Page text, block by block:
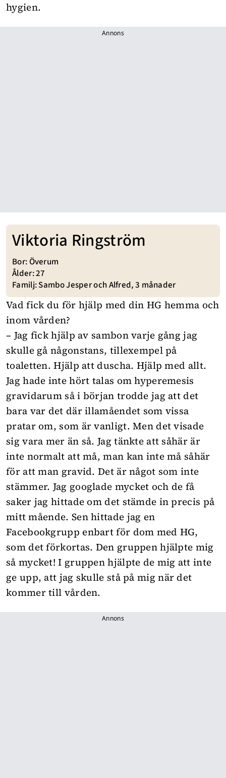
hygien.
Annons
Viktoria Ringström
Bor: Överum
Ålder: 27
Familj: Sambo Jesper och Alfred, 3 månader
Vad fick du för hjälp med din HG hemma och
inom vården?
– Jag fick hjälp av sambon varje gång jag
skulle gå någonstans, tillexempel på
toaletten. Hjälp att duscha. Hjälp med allt.
Jag hade inte hört talas om hyperemesis
gravidarum så i början trodde jag att det
bara var det där illamåendet som vissa
pratar om, som är vanligt. Men det visade
sig vara mer än så. Jag tänkte att såhär är
inte normalt att må, man kan inte må såhär
för att man gravid. Det är något som inte
stämmer. Jag googlade mycket och de få
saker jag hittade om det stämde in precis på
mitt mående. Sen hittade jag en
Facebookgrupp enbart för dom med HG,
som det förkortas. Den gruppen hjälpte mig
så mycket! I gruppen hjälpte de mig att inte
ge upp, att jag skulle stå på mig när det
kommer till vården.
Annons